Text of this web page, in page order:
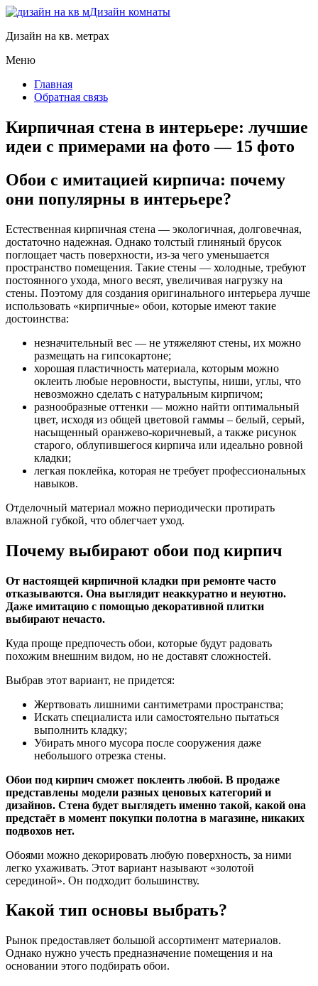
Дизайн комнаты
Дизайн на кв. метрах
Меню
Главная
Обратная связь
Кирпичная стена в интерьере: лучшие
идеи с примерами на фото — 15 фото
Обои с имитацией кирпича: почему
они популярны в интерьере?
Естественная кирпичная стена — экологичная, долговечная,
достаточно надежная. Однако толстый глиняный брусок
поглощает часть поверхности, из-за чего уменьшается
пространство помещения. Такие стены — холодные, требуют
постоянного ухода, много весят, увеличивая нагрузку на
стены. Поэтому для создания оригинального интерьера лучше
использовать «кирпичные» обои, которые имеют такие
достоинства:
незначительный вес — не утяжеляют стены, их можно
размещать на гипсокартоне;
хорошая пластичность материала, которым можно
оклеить любые неровности, выступы, ниши, углы, что
невозможно сделать с натуральным кирпичом;
разнообразные оттенки — можно найти оптимальный
цвет, исходя из общей цветовой гаммы – белый, серый,
насыщенный оранжево-коричневый, а также рисунок
старого, облупившегося кирпича или идеально ровной
кладки;
легкая поклейка, которая не требует профессиональных
навыков.
Отделочный материал можно периодически протирать
влажной губкой, что облегчает уход.
Почему выбирают обои под кирпич
От настоящей кирпичной кладки при ремонте часто
отказываются. Она выглядит неаккуратно и неуютно.
Даже имитацию с помощью декоративной плитки
выбирают нечасто.
Куда проще предпочесть обои, которые будут радовать
похожим внешним видом, но не доставят сложностей.
Выбрав этот вариант, не придется:
Жертвовать лишними сантиметрами пространства;
Искать специалиста или самостоятельно пытаться
выполнить кладку;
Убирать много мусора после сооружения даже
небольшого отрезка стены.
Обои под кирпич сможет поклеить любой. В продаже
представлены модели разных ценовых категорий и
дизайнов. Стена будет выглядеть именно такой, какой она
предстаёт в момент покупки полотна в магазине, никаких
подвохов нет.
Обоями можно декорировать любую поверхность, за ними
легко ухаживать. Этот вариант называют «золотой
серединой». Он подходит большинству.
Какой тип основы выбрать?
Рынок предоставляет большой ассортимент материалов.
Однако нужно учесть предназначение помещения и на
основании этого подбирать обои.